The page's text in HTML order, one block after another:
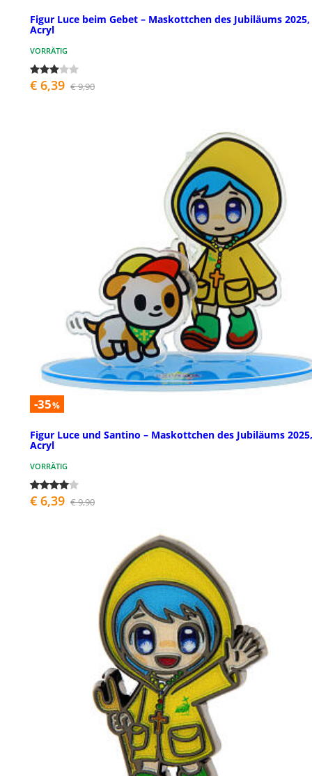
Figur Luce beim Gebet – Maskottchen des Jubiläums 2025,
Acryl
VORRÄTIG
€ 6,39 € 9,90
-35%
Figur Luce und Santino – Maskottchen des Jubiläums 2025,
Acryl
VORRÄTIG
€ 6,39 € 9,90